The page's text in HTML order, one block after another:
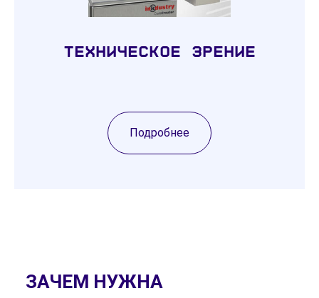
Техническое зрение
Подробнее
ЗАЧЕМ НУЖНА